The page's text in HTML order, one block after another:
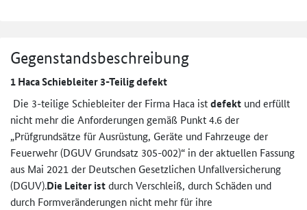
Gegenstandsbeschreibung
1 Haca Schiebleiter 3-Teilig defekt
Die 3-teilige Schiebleiter der Firma Haca istdefekt und erfüllt
nicht mehr die Anforderungen gemäß Punkt 4.6 der
„Prüfgrundsätze für Ausrüstung, Geräte und Fahrzeuge der
Feuerwehr (DGUV Grundsatz 305-002)“ in der aktuellen Fassung
aus Mai 2021 der Deutschen Gesetzlichen Unfallversicherung
(DGUV).Die Leiter istdurch Verschleiß, durch Schäden und
durch Formveränderungen nicht mehr für ihre